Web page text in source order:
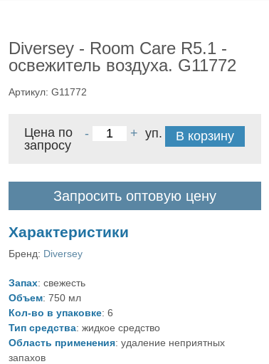
Diversey - Room Care R5.1 -
освежитель воздуха. G11772
Артикул: G11772
Цена по
запросу
- + уп. В корзину
Запросить оптовую цену
Характеристики
Бренд: Diversey
Запах: свежесть
Объем: 750 мл
Кол-во в упаковке: 6
Тип средства: жидкое средство
Область применения: удаление неприятных
запахов